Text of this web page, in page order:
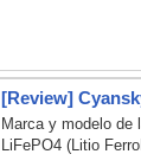
[Review]
Marca y modelo de
LiFePO4 (Litio